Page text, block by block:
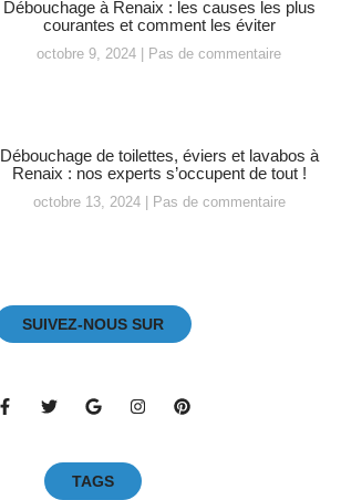
Débouchage à Renaix : les causes les plus
courantes et comment les éviter
octobre 9, 2024 Pas de commentaire
Débouchage de toilettes, éviers et lavabos à
Renaix : nos experts s’occupent de tout !
octobre 13, 2024 Pas de commentaire
SUIVEZ-NOUS SUR
TAGS